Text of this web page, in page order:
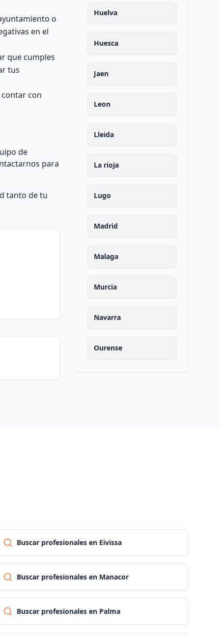
o
en el
que cumples
tus
con
de
para
tanto de tu
Huelva
Huesca
Jaen
Leon
Lleida
La rioja
Lugo
Madrid
Malaga
Murcia
Navarra
Ourense
Santa cruz de tenerife
Segovia
Sevilla
Buscar profesionales en Eivissa
Buscar profesionales en Manacor
Buscar profesionales en Palma